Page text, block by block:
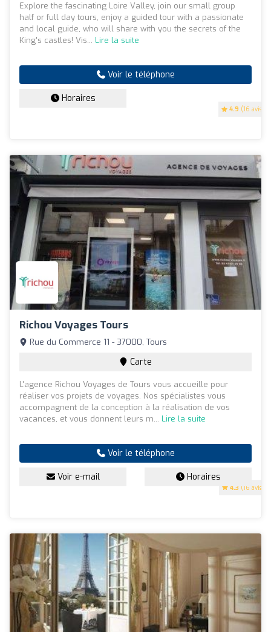
4.9 (16 avis)
Explore the fascinating Loire Valley, join our small group
half or full day tours, enjoy a guided tour with a passionate
and local guide, who will share with you the secrets of the
King's castles! Vis... Lire la suite
Voir le téléphone
Horaires
Richou Voyages Tours
4.3 (16 avis)
Rue du Commerce 11 - 37000, Tours
Carte
L'agence Richou Voyages de Tours vous accueille pour
réaliser vos projets de voyages. Nos spécialistes vous
accompagnent de la conception à la réalisation de vos
vacances, et vous donnent leurs m... Lire la suite
Voir le téléphone
Voir e-mail Horaires